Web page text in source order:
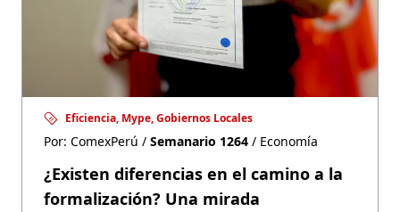
Eficiencia, Mype, Gobiernos Locales
Por: ComexPerú / Semanario 1264 / Economía
¿Existen diferencias en el camino a la
formalización? Una mirada